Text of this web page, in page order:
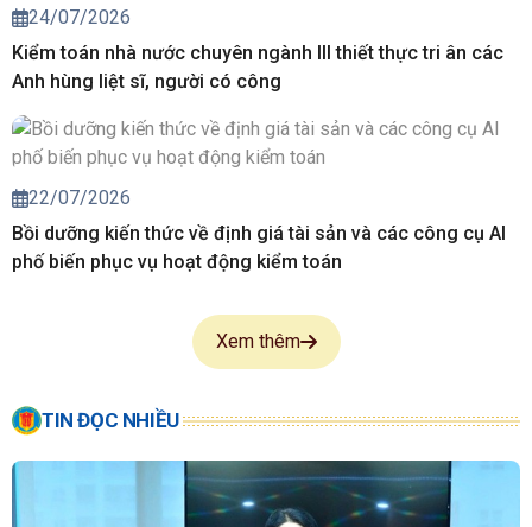
24/07/2026
Kiểm toán nhà nước chuyên ngành III thiết thực tri ân các
Anh hùng liệt sĩ, người có công
22/07/2026
Bồi dưỡng kiến thức về định giá tài sản và các công cụ AI
phố biến phục vụ hoạt động kiểm toán
Xem thêm
TIN ĐỌC NHIỀU